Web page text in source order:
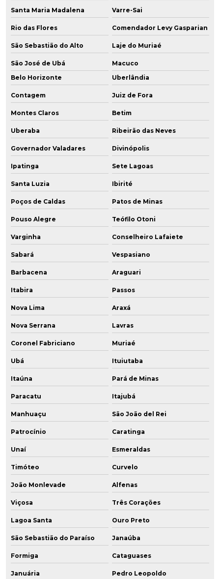
Santa Maria Madalena Varre-Sai
Rio das Flores Comendador Levy Gasparian
São Sebastião do Alto Laje do Muriaé
São José de Ubá
Macuco
Belo Horizonte
Uberlândia
Contagem Juiz de Fora
Montes Claros Betim
Uberaba Ribeirão das Neves
Governador Valadares Divinópolis
Ipatinga Sete Lagoas
Santa Luzia Ibirité
Poços de Caldas Patos de Minas
Pouso Alegre Teófilo Otoni
Varginha Conselheiro Lafaiete
Sabará Vespasiano
Barbacena Araguari
Itabira Passos
Nova Lima Araxá
Nova Serrana Lavras
Coronel Fabriciano Muriaé
Ubá Ituiutaba
Itaúna Pará de Minas
Paracatu Itajubá
Manhuaçu São João del Rei
Patrocínio Caratinga
Unaí Esmeraldas
Timóteo Curvelo
João Monlevade Alfenas
Viçosa Três Corações
Lagoa Santa Ouro Preto
São Sebastião do Paraíso Janaúba
Formiga Cataguases
Januária Pedro Leopoldo